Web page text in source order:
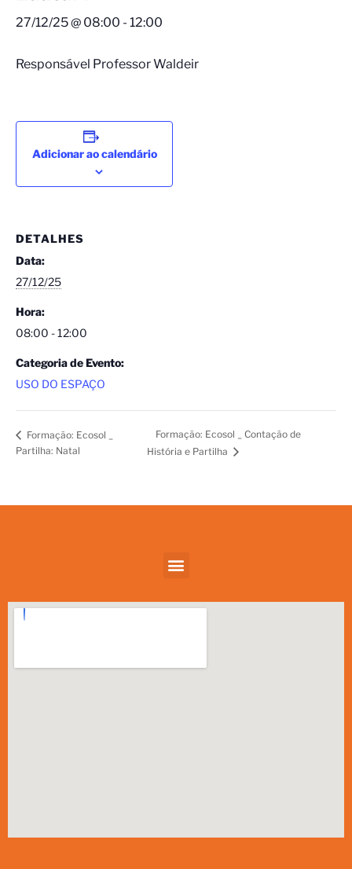
27/12/25 @ 08:00 - 12:00
Responsável Professor Waldeir
Adicionar ao calendário
DETALHES
Data:
27/12/25
Hora:
08:00 - 12:00
Categoria de Evento:
USO DO ESPAÇO
Formação: Ecosol _
Partilha: Natal
Formação: Ecosol _ Contação de
História e Partilha